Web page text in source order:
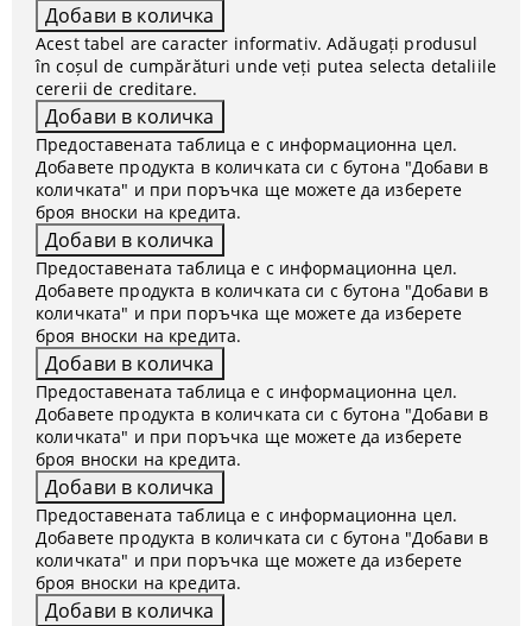
Acest tabel are caracter informativ. Adăugați produsul
în coșul de cumpărături unde veți putea selecta detaliile
cererii de creditare.
Предоставената таблица е с информационна цел.
Добавете продукта в количката си с бутона "Добави в
количката" и при поръчка ще можете да изберете
броя вноски на кредита.
Предоставената таблица е с информационна цел.
Добавете продукта в количката си с бутона "Добави в
количката" и при поръчка ще можете да изберете
броя вноски на кредита.
Предоставената таблица е с информационна цел.
Добавете продукта в количката си с бутона "Добави в
количката" и при поръчка ще можете да изберете
броя вноски на кредита.
Предоставената таблица е с информационна цел.
Добавете продукта в количката си с бутона "Добави в
количката" и при поръчка ще можете да изберете
броя вноски на кредита.